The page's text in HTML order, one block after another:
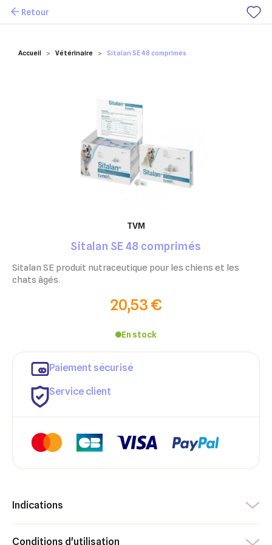
Mes favoris
Accueil Vétérinaire Sitalan SE 48 comprimés
Retour
TVM
Sitalan SE 48 comprimés
Sitalan SE produit nutraceutique pour les chiens et les
chats âgés.
20,53 €
En stock
Paiement sécurisé
Service client
Indications
Conditions d'utilisation
×
×